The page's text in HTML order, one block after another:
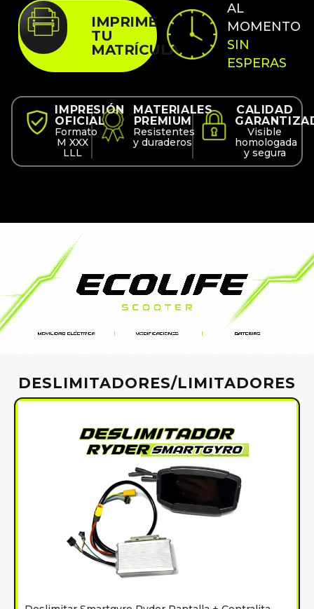
IMPRIME
TU
MATRÍCULA
AL
MOMENTO
SIN
ESPERAS
IMPRESIÓN
OFICIAL
Formato
M XXX
LLL
MATERIALES
PREMIUM
Resistentes
y duraderos
CALIDAD
Visible
homologada
y segura
DESLIMITADORES/LIMITADORES